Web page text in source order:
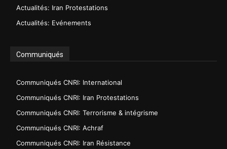
Actualités: Iran Protestations
Actualités: Evénements
Communiqués
Communiqués CNRI: International
Communiqués CNRI: Iran Protestations
Communiqués CNRI: Terrorisme & intégrisme
Communiqués CNRI: Achraf
Communiqués CNRI: Iran Résistance